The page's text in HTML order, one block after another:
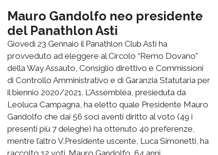
Mauro Gandolfo neo presidente
del Panathlon Asti
Giovedì 23 Gennaio il Panathlon Club Asti ha
provveduto ad eleggere al Circolo “Remo Dovano”
della Way Assauto, Consiglio direttivo e Commissioni
di Controllo Amministrativo e di Garanzia Statutaria per
il biennio 2020/2021. L'Assemblea, presieduta da
Leoluca Campagna, ha eletto quale Presidente Mauro
Gandolfo che dai 56 soci aventi diritto al voto (49 i
presenti più 7 deleghe) ha ottenuto 40 preferenze,
mentre l’altro V.Presidente uscente, Luca Simonetti, ha
raccolto 12 voti. Mauro Gandolfo, 64 anni,